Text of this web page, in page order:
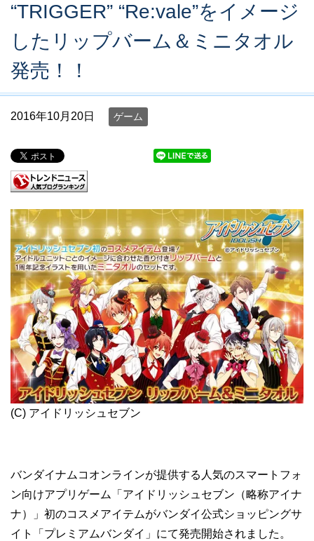
“TRIGGER” “Re:vale”をイメージ
したリップバーム＆ミニタオル
発売！！
2016年10月20日 ゲーム
(C) アイドリッシュセブン
バンダイナムコオンラインが提供する人気のスマートフォ
ン向けアプリゲーム「アイドリッシュセブン（略称アイナ
ナ）」初のコスメアイテムがバンダイ公式ショッピングサ
イト「プレミアムバンダイ」にて発売開始されました。